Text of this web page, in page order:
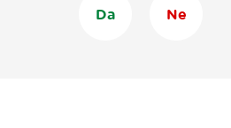
Da Ne